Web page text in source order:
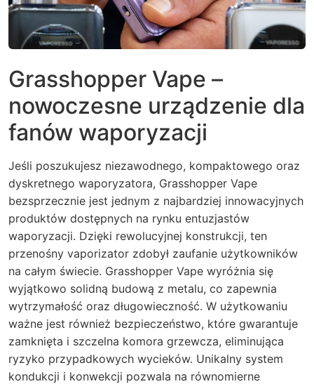
Grasshopper Vape –
nowoczesne urządzenie dla
fanów waporyzacji
Jeśli poszukujesz niezawodnego, kompaktowego oraz
dyskretnego waporyzatora, Grasshopper Vape
bezsprzecznie jest jednym z najbardziej innowacyjnych
produktów dostępnych na rynku entuzjastów
waporyzacji. Dzięki rewolucyjnej konstrukcji, ten
przenośny vaporizator zdobył zaufanie użytkowników
na całym świecie. Grasshopper Vape wyróżnia się
wyjątkowo solidną budową z metalu, co zapewnia
wytrzymałość oraz długowieczność. W użytkowaniu
ważne jest również bezpieczeństwo, które gwarantuje
zamknięta i szczelna komora grzewcza, eliminująca
ryzyko przypadkowych wycieków. Unikalny system
kondukcji i konwekcji pozwala na równomierne